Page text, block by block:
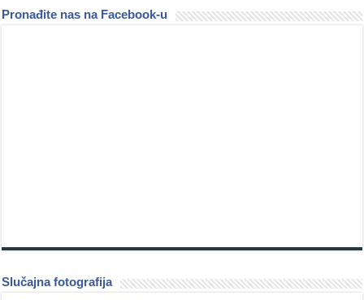
Pronađite nas na Facebook-u
Slučajna fotografija